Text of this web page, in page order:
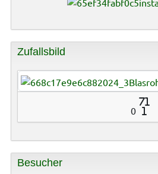
Zufallsbild
0
71
1
Besucher